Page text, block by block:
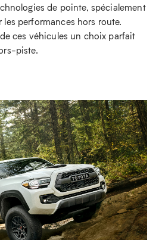
de pointe, spécialement
performances hors route.
ces véhicules un choix parfait
piste.